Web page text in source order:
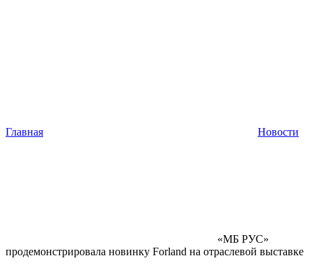
Главная Новости
«МБ РУС»
продемонстрировала новинку Forland на отраслевой выставке